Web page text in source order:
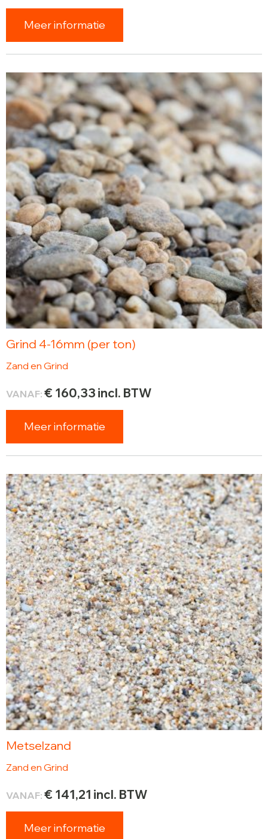
Meer informatie
Grind 4-16mm (per ton)
Zand en Grind
VANAF: € 160,33 incl. BTW
Meer informatie
Metselzand
Zand en Grind
VANAF: € 141,21 incl. BTW
Meer informatie